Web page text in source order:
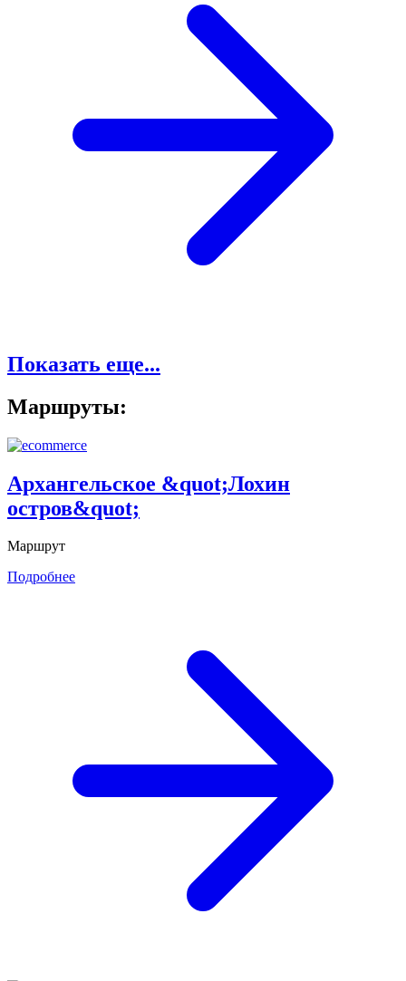
Показать еще...
Маршруты:
Архангельское &quot;Лохин
остров&quot;
Маршрут
Подробнее